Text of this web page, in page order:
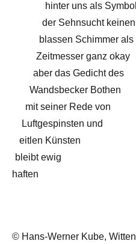
hinter uns als Symbol
der Sehnsucht keinen
blassen Schimmer als
Zeitmesser ganz okay
aber das Gedicht des
Wandsbecker Bothen
mit seiner Rede von
Luftgespinsten und
eitlen Künsten
bleibt ewig
haften
© Hans-Werner Kube, Witten